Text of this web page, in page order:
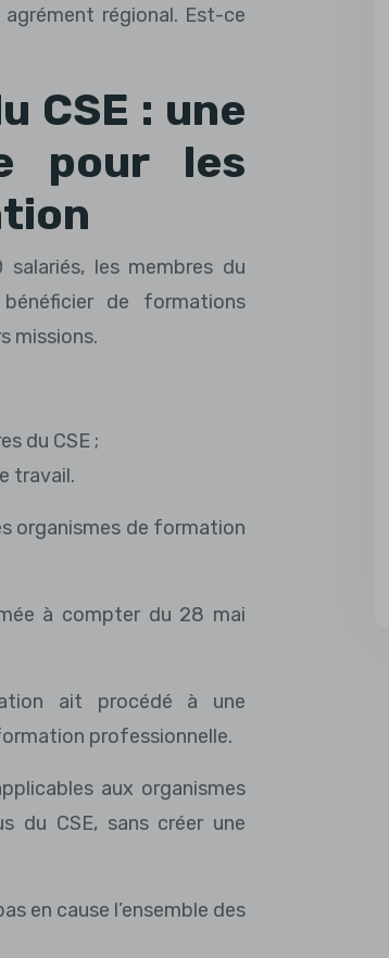
régional. Est-ce
CSE : une
pour les
salariés, les membres du
de formations
missions.
du CSE ;
travail.
organismes de formation
à compter du 28 mai
ait procédé à une
professionnelle.
aux organismes
du CSE, sans créer une
en cause l’ensemble des